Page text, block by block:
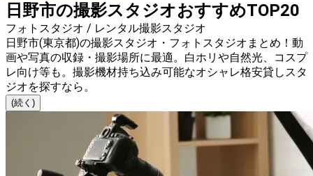
日野市の撮影スタジオおすすめTOP20
フォトスタジオ / レンタル撮影スタジオ
日野市(東京都)の撮影スタジオ・フォトスタジオまとめ！動
画や写真の収録・撮影場所に最適。白ホリや自然光、コスプ
レ向け等も。撮影機材持ち込み可能なオシャレ格安貸しスタ
ジオを探すなら。
(続く)